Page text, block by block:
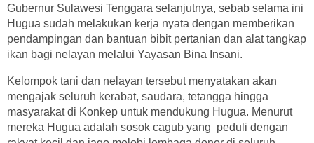
Gubernur Sulawesi Tenggara selanjutnya, sebab selama ini
Hugua sudah melakukan kerja nyata dengan memberikan
pendampingan dan bantuan bibit pertanian dan alat tangkap
ikan bagi nelayan melalui Yayasan Bina Insani.
Kelompok tani dan nelayan tersebut menyatakan akan
mengajak seluruh kerabat, saudara, tetangga hingga
masyarakat di Konkep untuk mendukung Hugua. Menurut
mereka Hugua adalah sosok cagub yang peduli dengan